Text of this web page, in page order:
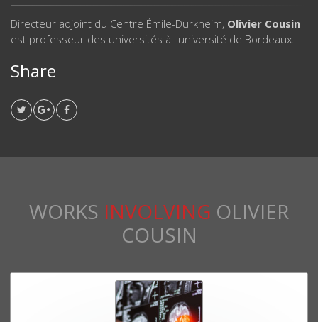
Directeur adjoint du Centre Émile-Durkheim, Olivier Cousin
est professeur des universités à l'université de Bordeaux.
Share
WORKS INVOLVING OLIVIER
COUSIN